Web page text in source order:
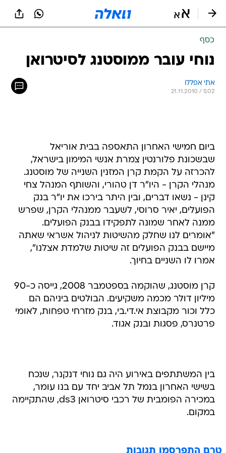
כסף
נוחי עובר ממוסטנג לסיטרואן
אתי אפללו
21.11.2010 / 5:02
ביום חמישי האחרון התאספה בבית אוריאל
שבשכונת פלורנטין צמרת אנשי המימון בישראל,
להכרזה על הקמת קרן המזנין השנייה של מוסטנג.
מנהלי הקרן - היו"ר דן טהורי, והשותף המנהל צחי
קינן - נשאו דברים, ובין היתר בירכו את יו"ר בנק
הפועלים, יאיר סרוסי, לשעבר ממנהלי הקרן, שפרש
ממנה לאחר שמונה לתפקידו בבנק הפועלים.
"אומרים לנו שחלק מהשיטות לניהול אשראי שאתה
מיישם בבנק הפועלים זה שיטות שלמדת אצלנו",
אמרו לו השניים בחיוך.
קרן מוסטנג, שהוקמה בספטמבר 2008, גייסה כ-90
מיליון דולר מכמה משקיעים. הבולטים ביניהם הם
כלל וכור מקבוצת אי.די.בי, בנק מזרחי טפחות, לאומי
פרטנרס, פסגות ובנק אגוד.
בין המשתתפים באירוע היה גם נוחי דנקנר, שנכח
בשישי האחרון בנמל תל אביב יחד עם בנו עומר,
במכירה הפומבית של רכבי סיטרואן ds3, שהתקיימה
במקום.